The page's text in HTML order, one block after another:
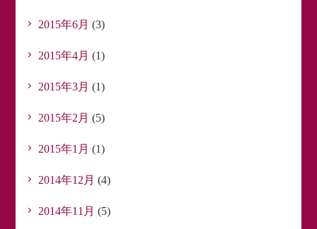
2015年6月 (3)
2015年4月 (1)
2015年3月 (1)
2015年2月 (5)
2015年1月 (1)
2014年12月 (4)
2014年11月 (5)